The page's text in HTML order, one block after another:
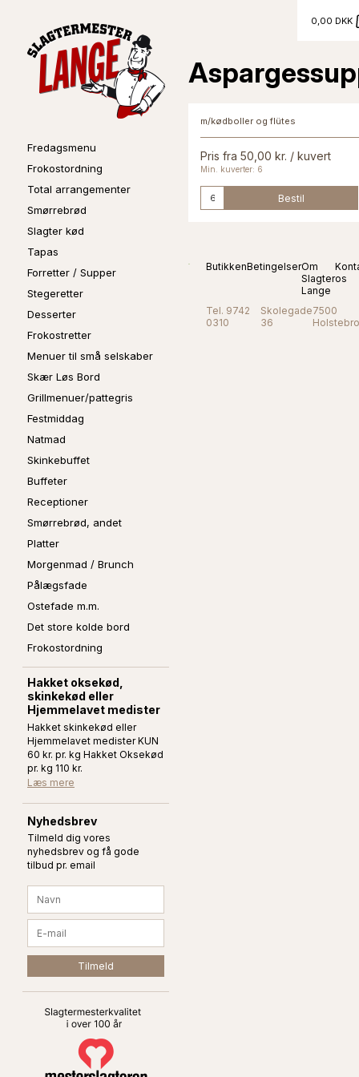
Fredagsmenu
Frokostordning
Total arrangementer
Smørrebrød
Slagter kød
Tapas
Forretter / Supper
Stegeretter
Desserter
Frokostretter
Menuer til små selskaber
Skær Løs Bord
Grillmenuer/pattegris
Festmiddag
Natmad
Skinkebuffet
Buffeter
Receptioner
Smørrebrød, andet
Platter
Morgenmad / Brunch
Pålægsfade
Ostefade m.m.
Det store kolde bord
Frokostordning
Hakket oksekød,
skinkekød eller
Hjemmelavet medister
Hakket skinkekød eller
Hjemmelavet medister KUN
60 kr. pr. kg Hakket Oksekød
pr. kg 110 kr.
Læs mere
Nyhedsbrev
Tilmeld dig vores
nyhedsbrev og få gode
tilbud pr. email
0,00 DKK
m/kødboller og flütes
Pris fra 50,00 kr. / kuvert
Min. kuverter: 6
Bestil
ButikkenBetingelserOm
Slagter
Lange
os
Tel. 9742
0310
Skolegade
36
7500